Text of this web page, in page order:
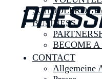
BUSINESS
BECOME A
CONTACT
Allgemeine